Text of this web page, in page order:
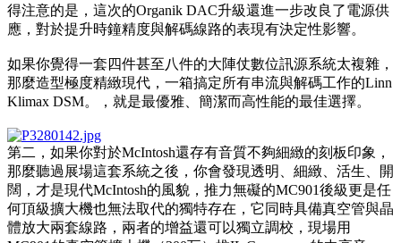
得注意的是，這次的Organik DAC升級還進一步改良了電源供
應，對於提升時鐘精度與解碼線路的表現有決定性影響。
如果你覺得一套四件甚至八件的大陣仗數位訊源系統太複雜，
那麼造型極度精緻現代，一箱搞定所有串流與解碼工作的Linn
Klimax DSM。，就是最優雅、簡潔而高性能的最佳選擇。
第二，如果你對於McIntosh還存有音質不夠細緻的刻板印象，
那麼聽過展場這套系統之後，你會發現透明、細緻、活生、開
闊，才是現代McIntosh的風貌，推力無礙的MC901後級更是任
何頂級擴大機也無法取代的獨特存在，它同時具備真空管與晶
體放大兩套線路，兩者的增益還可以獨立調校，現場用